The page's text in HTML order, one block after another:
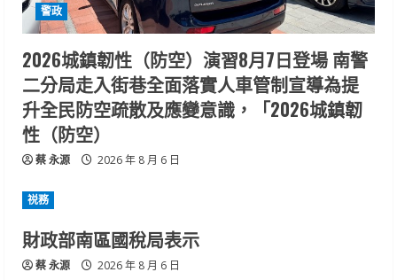
警政
2026城鎮韌性（防空）演習8月7日登場 南警
二分局走入街巷全面落實人車管制宣導為提
升全民防空疏散及應變意識，「2026城鎮韌
性（防空）
蔡 永源 2026 年 8 月 6 日
祱務
財政部南區國稅局表示
蔡 永源 2026 年 8 月 6 日